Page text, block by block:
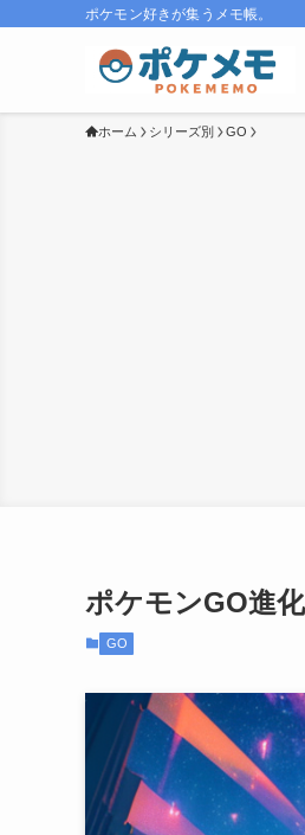
ポケモン好きが集うメモ帳。
ホーム シリーズ別 GO
ポケモンGO進
GO